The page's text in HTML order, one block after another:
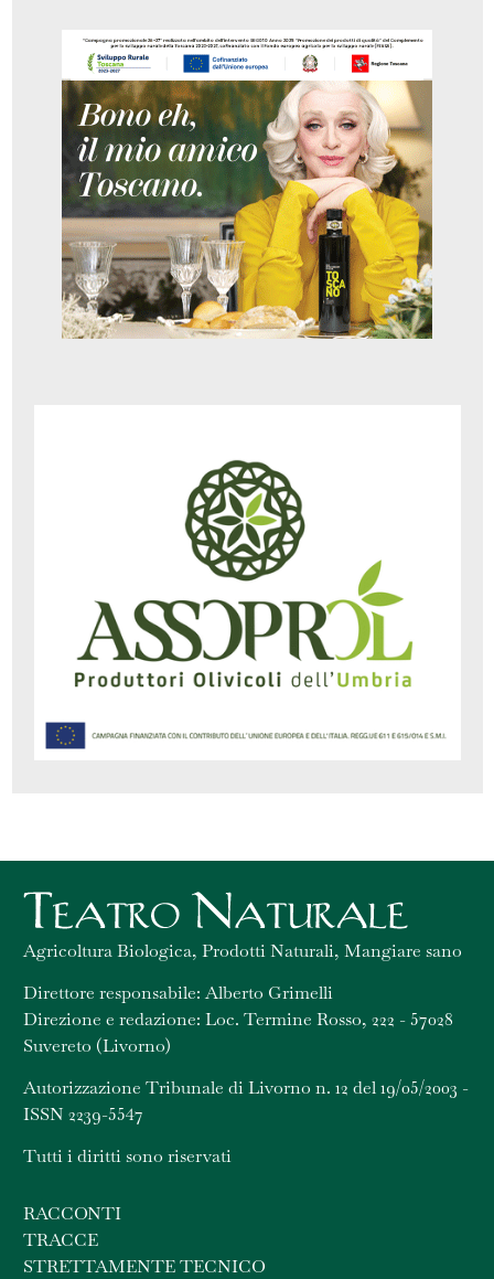
Agricoltura Biologica, Prodotti Naturali, Mangiare sano
Direttore responsabile: Alberto Grimelli
Direzione e redazione: Loc. Termine Rosso, 222 - 57028
Suvereto (Livorno)
Autorizzazione Tribunale di Livorno n. 12 del 19/05/2003 -
ISSN 2239-5547
Tutti i diritti sono riservati
RACCONTI
TRACCE
STRETTAMENTE TECNICO